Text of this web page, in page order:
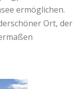
ermöglichen.
Ort, der